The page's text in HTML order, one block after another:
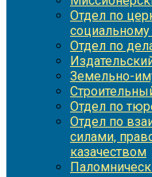
Отдел по
Отдел по
Земельно-
Отдел по
Отдел по
силами,
казачеством